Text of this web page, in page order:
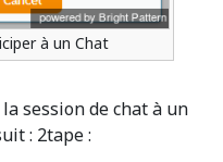
à un Chat
session de chat à un
: 2tape :